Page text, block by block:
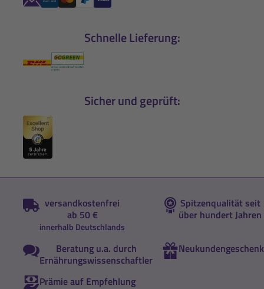
Schnelle Lieferung:
Sicher und geprüft:
versandkostenfrei
ab 50 €
innerhalb Deutschlands
Spitzenqualität seit
über hundert Jahren
Beratung u.a. durch
Ernährungswissenschaftler
Neukundengeschenk
Prämie auf Empfehlung